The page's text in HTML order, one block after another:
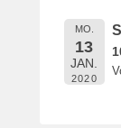
MO.
13
JAN.
2020